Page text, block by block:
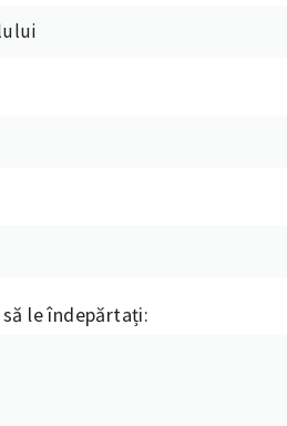
le îndepărtați: